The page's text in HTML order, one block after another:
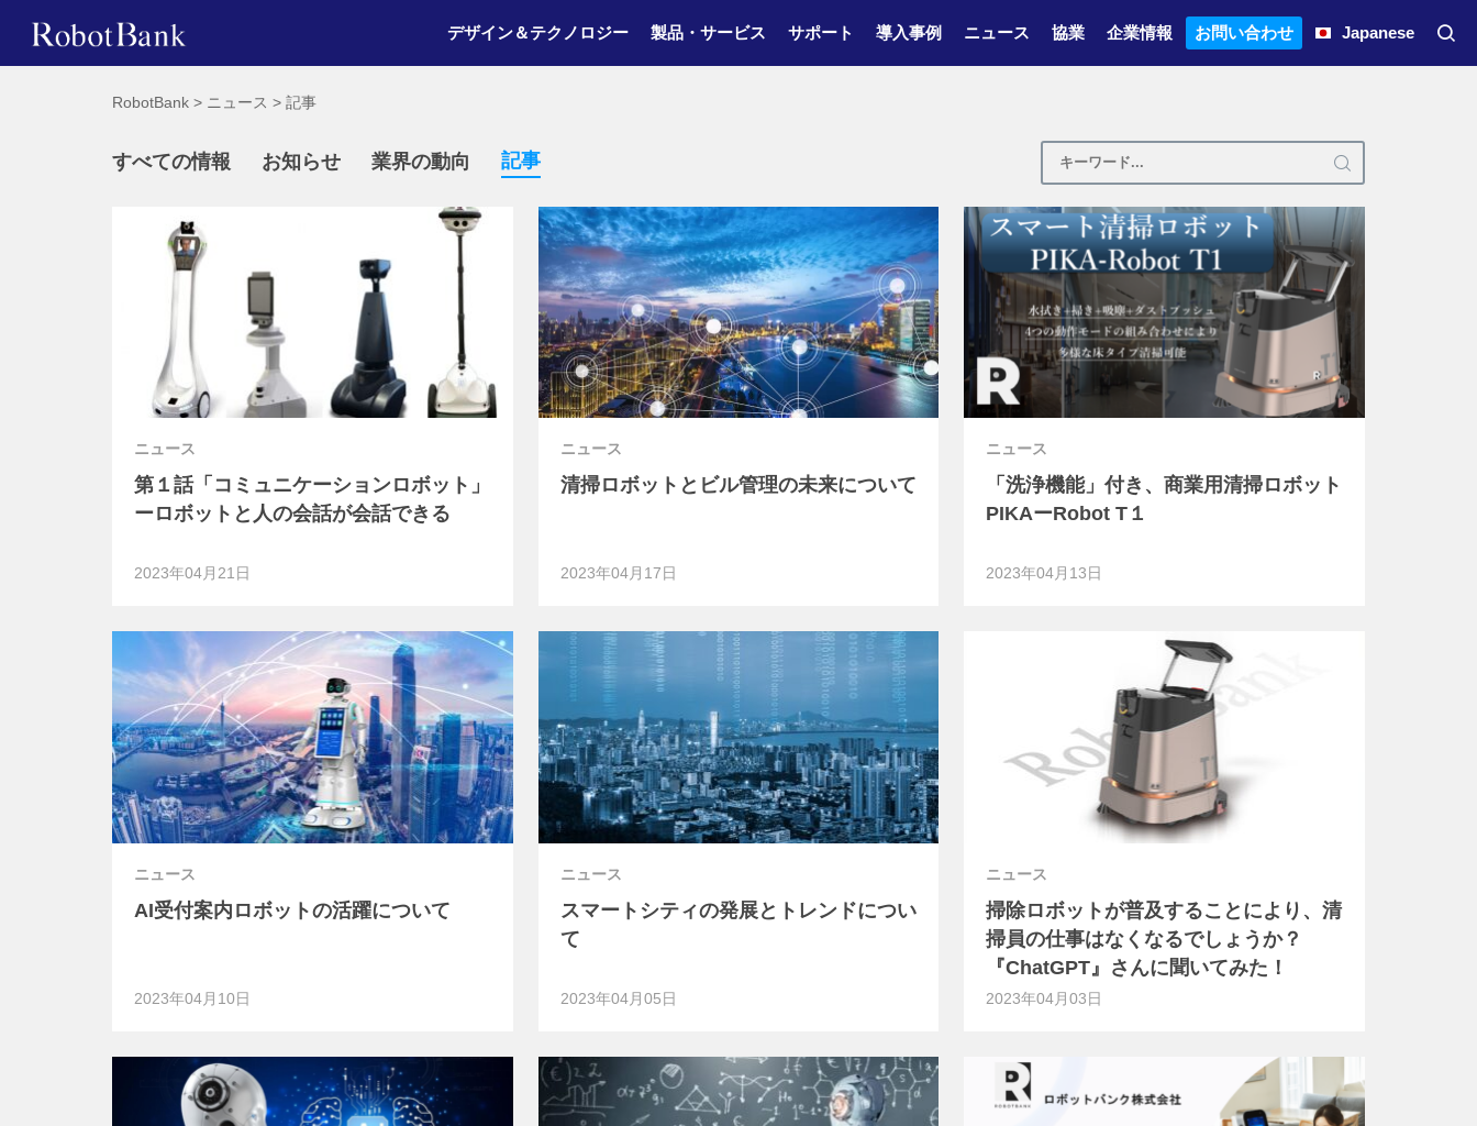
デザイン＆テクノロジー 製品・サービス サポート 導入事例 ニュース 協業 企業情報 お問い合わせ Japanese
RobotBank > ニュース > 記事
すべての情報 お知らせ 業界の動向 記事
ニュース
第１話「コミュニケーションロボット」
ーロボットと人の会話が会話できる
2023年04月21日
ニュース
清掃ロボットとビル管理の未来について
2023年04月17日
ニュース
「洗浄機能」付き、商業用清掃ロボット
PIKAーRobot T１
2023年04月13日
ニュース
AI受付案内ロボットの活躍について
2023年04月10日
ニュース
スマートシティの発展とトレンドについ
て
2023年04月05日
ニュース
掃除ロボットが普及することにより、清
掃員の仕事はなくなるでしょうか？
『ChatGPT』さんに聞いてみた！
2023年04月03日